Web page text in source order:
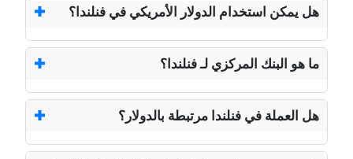
هل يمكن استخدام الدولار الأمريكي في فنلندا؟
ما هو البنك المركزي لـ فنلندا؟
هل العملة في فنلندا مرتبطة بالدولار؟